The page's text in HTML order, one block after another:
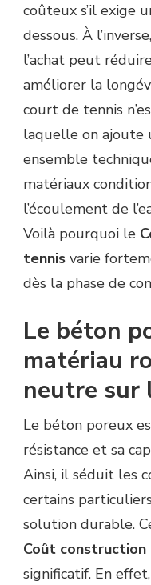
coûteux s’il exige
dessous. À
l’achat peut
améliorer la
court de tennis
laquelle on ajoute
ensemble
matériaux
l’écoulement de
Voilà pourquoi le
tennis varie
dès la phase de
Le béton
matériau
neutre sur
Le béton poreux
résistance et sa
Ainsi, il séduit les
certains
solution durable.
Coût
significatif. En